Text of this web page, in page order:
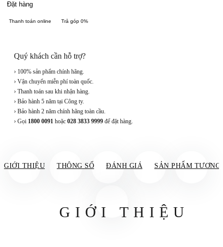
Đặt hàng
Thanh toán online Trả góp 0%
Quý khách cần hỗ trợ?
› 100% sản phẩm chính hãng.
› Vận chuyển miễn phí toàn quốc.
› Thanh toán sau khi nhận hàng.
› Bảo hành 5 năm tại Công ty.
› Bảo hành 2 năm chính hãng toàn cầu.
› Gọi 1800 0091 hoặc 028 3833 9999 để đặt hàng.
GIỚI THIỆU THÔNG SỐ ĐÁNH GIÁ SẢN PHẨM TƯƠNG
GIỚI THIỆU